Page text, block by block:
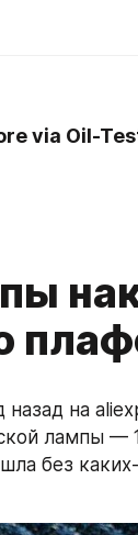
via Oil-
назад на
лампы —
без